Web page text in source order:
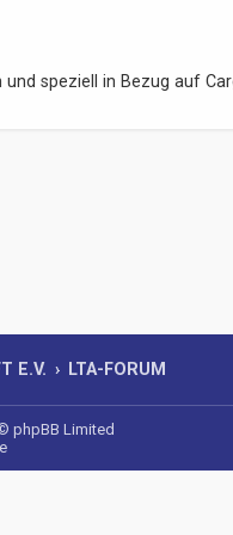
speziell in Bezug auf
E.V. LTA-FORUM
phpBB Limited